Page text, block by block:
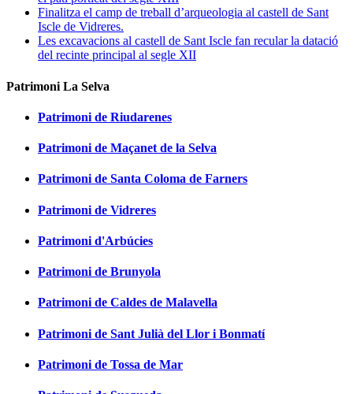
Finalitza el camp de treball d’arqueologia al castell de Sant
Iscle de Vidreres.
Les excavacions al castell de Sant Iscle fan recular la datació
del recinte principal al segle XII
Patrimoni La Selva
Patrimoni de Riudarenes
Patrimoni de Maçanet de la Selva
Patrimoni de Santa Coloma de Farners
Patrimoni de Vidreres
Patrimoni d'Arbúcies
Patrimoni de Brunyola
Patrimoni de Caldes de Malavella
Patrimoni de Sant Julià del Llor i Bonmatí
Patrimoni de Tossa de Mar